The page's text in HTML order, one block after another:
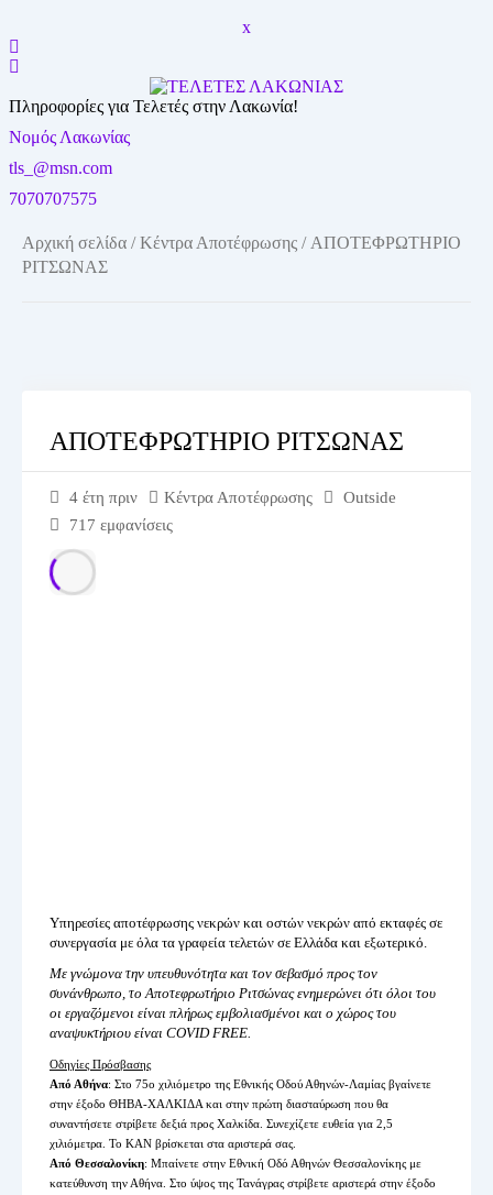
xClose
Πληροφορίες για Τελετές στην Λακωνία!
Νομός Λακωνίας
tls_@msn.com
7070707575
Αρχική σελίδα /Κέντρα Αποτέφρωσης / ΑΠΟΤΕΦΡΩΤΗΡΙΟ
ΡΙΤΣΩΝΑΣ
ΑΠΟΤΕΦΡΩΤΗΡΙΟ ΡΙΤΣΩΝΑΣ
4 έτη πριν Κέντρα Αποτέφρωσης
Outside
717 εμφανίσεις
Υπηρεσίες αποτέφρωσης νεκρών και οστών νεκρών από εκταφές σε
συνεργασία με όλα τα γραφεία τελετών σε Ελλάδα και εξωτερικό.
Με γνώμονα την υπευθυνότητα και τον σεβασμό προς τον
συνάνθρωπο, το Αποτεφρωτήριο Ριτσώνας ενημερώνει ότι όλοι του
οι εργαζόμενοι είναι πλήρως εμβολιασμένοι και ο χώρος του
αναψυκτήριου είναι COVID FREE.
Οδηγίες Πρόσβασης
Από Αθήνα: Στο 75ο χιλιόμετρο της Εθνικής Οδού Αθηνών-Λαμίας βγαίνετε
στην έξοδο ΘΗΒΑ-ΧΑΛΚΙΔΑ και στην πρώτη διασταύρωση που θα
συναντήσετε στρίβετε δεξιά προς Χαλκίδα. Συνεχίζετε ευθεία για 2,5
χιλιόμετρα. Το ΚΑΝ βρίσκεται στα αριστερά σας.
Από Θεσσαλονίκη: Μπαίνετε στην Εθνική Οδό Αθηνών Θεσσαλονίκης με
κατεύθυνση την Αθήνα. Στο ύψος της Τανάγρας στρίβετε αριστερά στην έξοδο